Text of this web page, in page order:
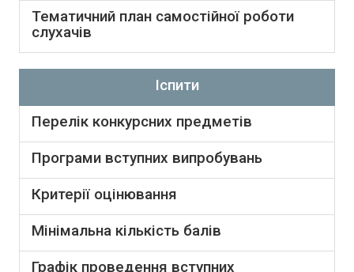
Тематичний план самостійної роботи
слухачів
Іспити
Перелік конкурсних предметів
Програми вступних випробувань
Критерії оцінювання
Мінімальна кількість балів
Графік проведення вступних